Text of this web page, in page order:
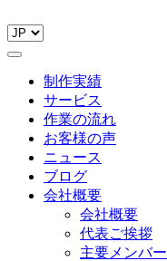
制作実績
サービス
作業の流れ
お客様の声
ニュース
ブログ
会社概要
会社概要
代表ご挨拶
主要メンバー